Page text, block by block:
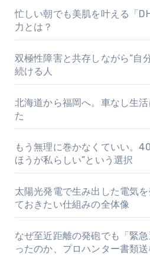
忙しい朝でも美肌を叶える「
力とは？
双極性障害と共存しながら“自
続ける人
北海道から福岡へ。車なし生
た
もう無理に巻かなくていい。
ほうが私らしい”という選択
太陽光発電で生み出した電気
ておきたい仕組みの全体像
なぜ至近距離の発砲でも「緊
ったのか、プロハンター書類